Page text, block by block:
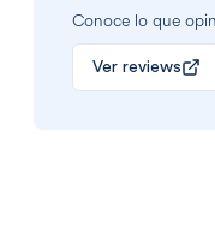
Conoce lo que
Ver reviews